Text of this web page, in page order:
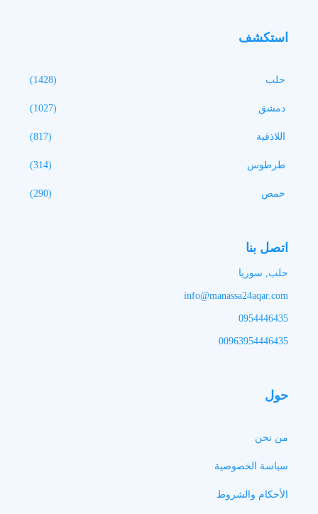
استكشف
حلب (1428)
دمشق (1027)
اللاذقية (817)
طرطوس (314)
حمص (290)
اتصل بنا
حلب, سوريا
info@manassa24aqar.com
0954446435
00963954446435
حول
من نحن
سياسة الخصوصية
الأحكام والشروط